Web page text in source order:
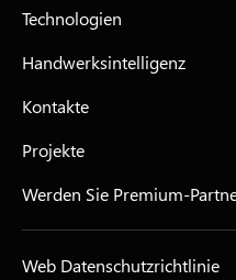
Technologien
Handwerksintelligenz
Kontakte
Projekte
Werden Sie Premium-
Web Datenschutzrichtlinie